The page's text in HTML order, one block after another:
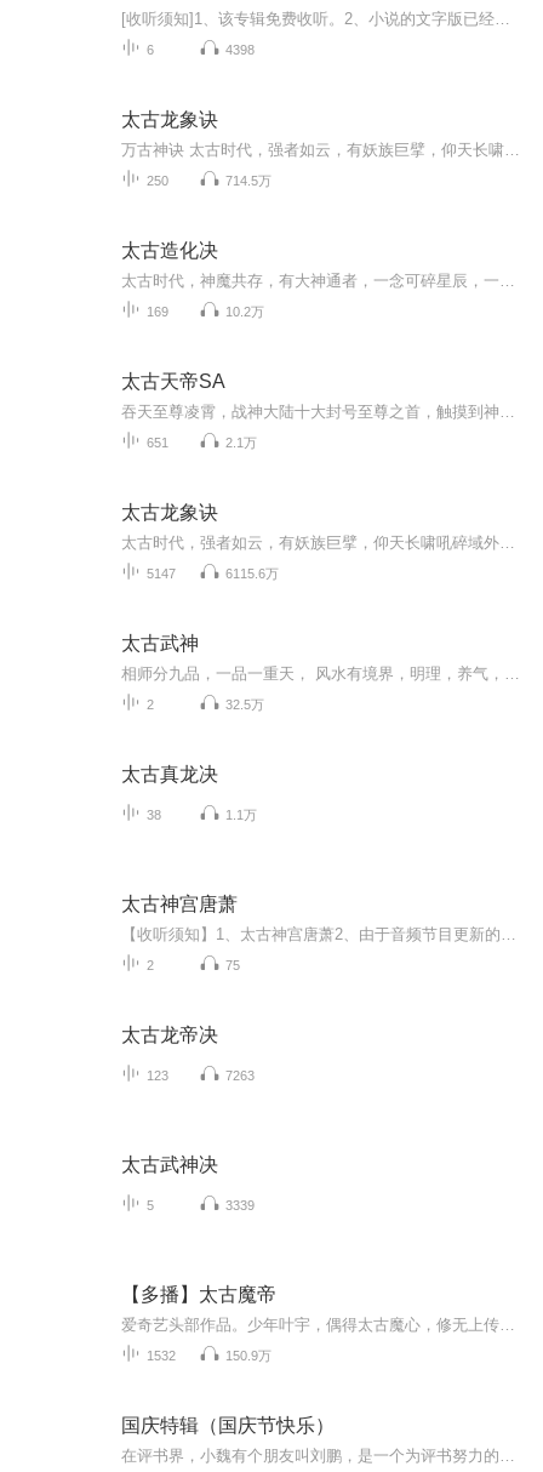
6 4398
太古龙象诀
250 714.5万
太古造化决
169 10.2万
太古天帝SA
651 2.1万
太古龙象诀
5147 6115.6万
太古武神
2 32.5万
太古真龙决
38 1.1万
太古神宫唐萧
2 75
太古龙帝决
123 7263
太古武神决
5 3339
【多播】太古魔帝
1532 150.9万
国庆特辑（国庆节快乐）